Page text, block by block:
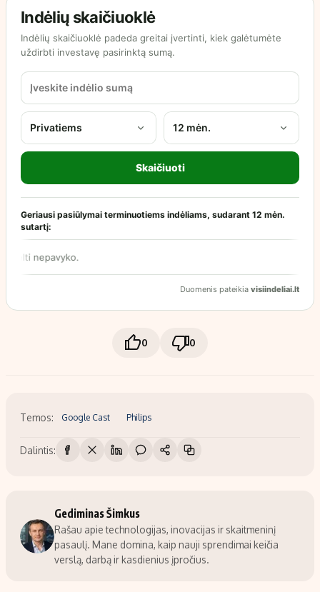
0 0
Temos: Google Cast Philips
Dalintis:
Gediminas Šimkus
Rašau apie technologijas, inovacijas ir skaitmeninį
pasaulį. Mane domina, kaip nauji sprendimai keičia
verslą, darbą ir kasdienius įpročius.